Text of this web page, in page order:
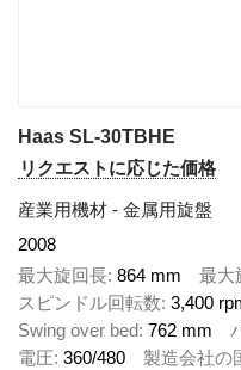
Haas SL-30TBHE
リクエストに応じた価格
産業用機材 - 金属用旋盤
2008
最大旋回長 864 mm 最大
スピンドル回転数 3,400
Swing over bed 762 mm
電圧 360/480 製造会社の